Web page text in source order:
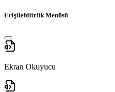
Erişilebilirlik Menüsü
Ekran Okuyucu